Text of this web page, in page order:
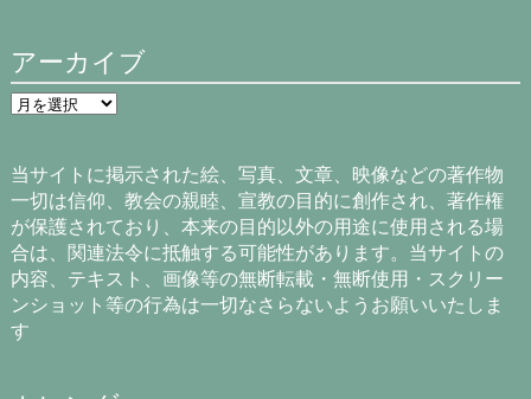
アーカイブ
ア
ー
ブ
当サイトに掲示された絵、写真、文章、映像などの著作物
一切は信仰、教会の親睦、宣教の目的に創作され、著作権
が保護されており、本来の目的以外の用途に使用される場
合は、関連法令に抵触する可能性があります。当サイトの
内容、テキスト、画像等の無断転載・無断使用・スクリー
ンショット等の行為は一切なさらないようお願いいたしま
す